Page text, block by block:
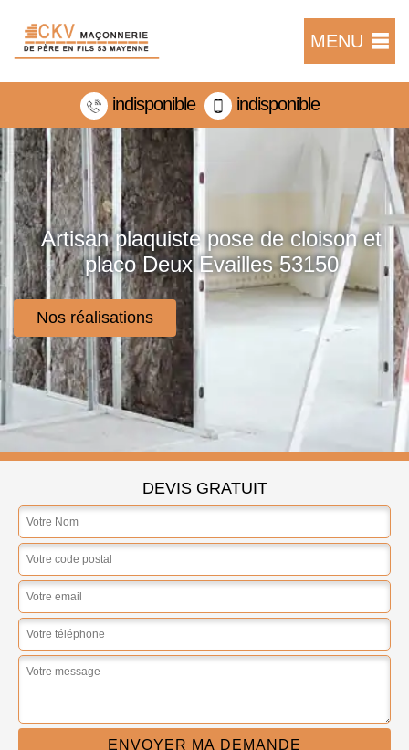
MENU
indisponible indisponible
Artisan plaquiste pose de cloison et
placo Deux Evailles 53150
Nos réalisations
DEVIS GRATUIT